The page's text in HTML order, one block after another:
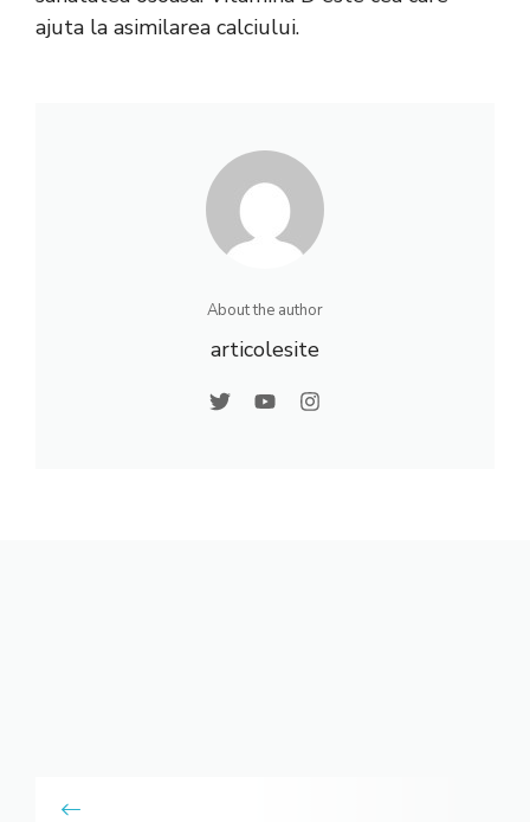
ajuta la asimilarea calciului.
About the author
articolesite